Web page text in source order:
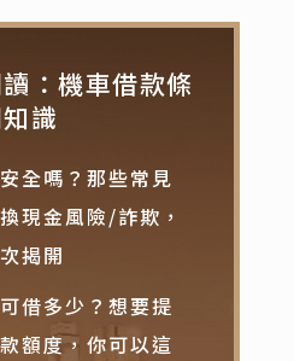
：機車借款條
識
全嗎？那些常見
現金風險/詐欺，
揭開
借多少？想要提
額度，你可以這